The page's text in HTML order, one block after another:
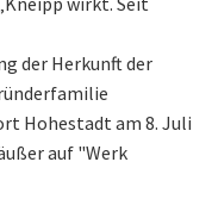
der Herkunft der
Hohestadt am 8. Juli
auf "Werk